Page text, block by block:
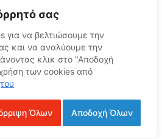
σας
για να βελτιώσουμε την
και να αναλύουμε την
κλικ στο "Αποδοχή
των cookies από
Όλων Αποδοχή Όλων
ότι θα οδηγήσει σε
5%.
των οχημάτων έχουν
2000, όταν τέθηκε σε ισχύ το
είναι ιδιαίτερα
απόσυρσης των οχημάτων
τεχνολογίας EURO 5, που